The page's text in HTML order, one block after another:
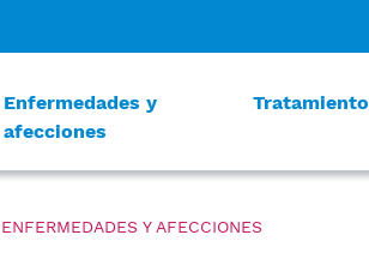
Enfermedades y
afecciones
Tratamiento
ENFERMEDADES Y AFECCIONES